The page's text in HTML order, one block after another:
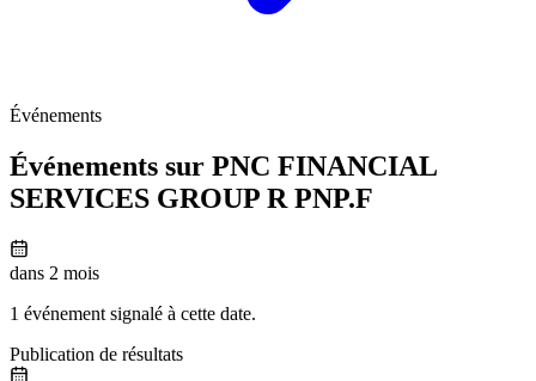
Événements
Événements sur PNC FINANCIAL
SERVICES GROUP R PNP.F
dans 2 mois
1 événement signalé à cette date.
Publication de résultats